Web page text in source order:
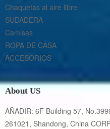
Chaquetas al aire libre
SUDADERA
Camisas
ROPA DE CASA
ACCESORIOS
About US
AÑADIR: 6F Building 57,
261021, Shandong, China